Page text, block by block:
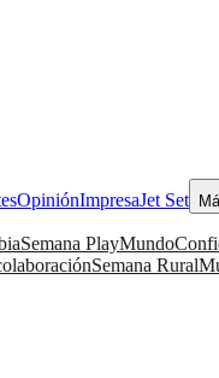
OpiniónImpresaJet Set
Semana PlayMundo
Semana Rural